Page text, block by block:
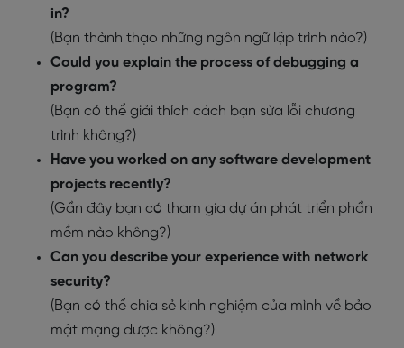
in?
(Bạn thành thạo những ngôn ngữ lập trình nào?)
Could you explain the process of debugging a
program?
(Bạn có thể giải thích cách bạn sửa lỗi chương
trình không?)
Have you worked on any software development
projects recently?
(Gần đây bạn có tham gia dự án phát triển phần
mềm nào không?)
Can you describe your experience with network
security?
(Bạn có thể chia sẻ kinh nghiệm của mình về bảo
mật mạng được không?)